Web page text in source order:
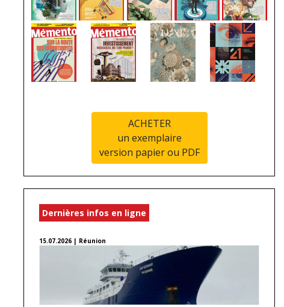
ACHETER
un exemplaire
version papier ou PDF
Dernières infos en ligne
15.07.2026 | Réunion